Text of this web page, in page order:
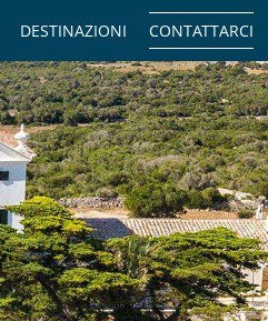
CONTATTARCI
DESTINAZIONI